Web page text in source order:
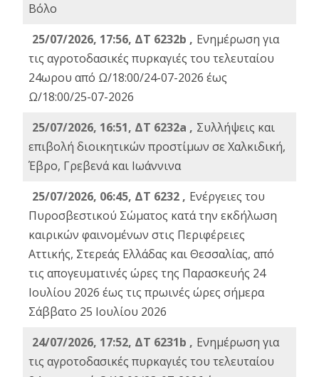
Βόλο
25/07/2026, 17:56, ΔΤ 6232b , Ενημέρωση για
τις αγροτοδασικές πυρκαγιές του τελευταίου
24ωρου από Ω/18:00/24-07-2026 έως
Ω/18:00/25-07-2026
25/07/2026, 16:51, ΔΤ 6232a , Συλλήψεις και
επιβολή διοικητικών προστίμων σε Χαλκιδική,
Έβρο, Γρεβενά και Ιωάννινα
25/07/2026, 06:45, ΔΤ 6232 , Ενέργειες του
Πυροσβεστικού Σώματος κατά την εκδήλωση
καιρικών φαινομένων στις Περιφέρειες
Αττικής, Στερεάς Ελλάδας και Θεσσαλίας, από
τις απογευματινές ώρες της Παρασκευής 24
Ιουλίου 2026 έως τις πρωινές ώρες σήμερα
Σάββατο 25 Ιουλίου 2026
24/07/2026, 17:52, ΔΤ 6231b , Ενημέρωση για
τις αγροτοδασικές πυρκαγιές του τελευταίου